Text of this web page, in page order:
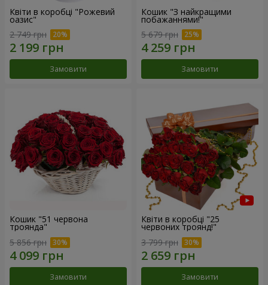
Квіти в коробці "Рожевий
оазис"
2 749 грн
Замовити
Кошик "З найкращими
побажаннями!"
5 679 грн
Замовити
Кошик "51 червона
троянда"
5 856 грн
Замовити
Квіти в коробці "25
червоних троянд!"
3 799 грн
Замовити